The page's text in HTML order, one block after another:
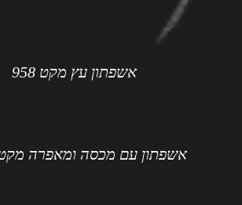
אשפתון עץ מקט 958
אשפתון עם מכסה ומאפרה מקט 1018